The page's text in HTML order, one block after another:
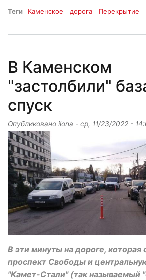
Теги Каменское дорога Перекрытие
В Каменском
"застолбили"
спуск
Опубликовано ilona - ср, 11/23/2022 -
В эти минуты на дороге, которая
проспект Свободы и
"Камет-Стали" (так называемый